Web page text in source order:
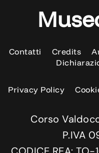
Contatti Credits
Privacy Policy
Corso
P.IVA